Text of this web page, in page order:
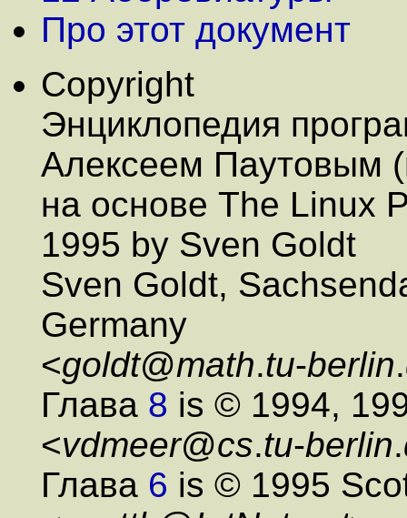
Про этот документ
Copyright
Энциклопедия
Алексеем Паутовым
на основе The Linux
1995 by Sven Goldt
Sven Goldt,
Germany
<goldt@math.tu-berlin.
Глава 8 is © 1994,
<vdmeer@cs.tu-berlin.
Глава 6 is © 1995